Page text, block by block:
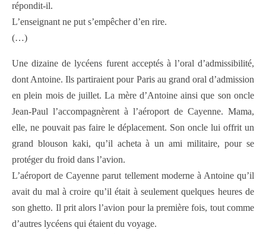
répondit-il.
L’enseignant ne put s’empêcher d’en rire.
(…)
Une dizaine de lycéens furent acceptés à l’oral d’admissibilité,
dont Antoine. Ils partiraient pour Paris au grand oral d’admission
en plein mois de juillet. La mère d’Antoine ainsi que son oncle
Jean-Paul l’accompagnèrent à l’aéroport de Cayenne. Mama,
elle, ne pouvait pas faire le déplacement. Son oncle lui offrit un
grand blouson kaki, qu’il acheta à un ami militaire, pour se
protéger du froid dans l’avion.
L’aéroport de Cayenne parut tellement moderne à Antoine qu’il
avait du mal à croire qu’il était à seulement quelques heures de
son ghetto. Il prit alors l’avion pour la première fois, tout comme
d’autres lycéens qui étaient du voyage.